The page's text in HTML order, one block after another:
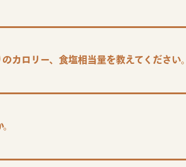
カロリー、食塩相当量を教えてください。